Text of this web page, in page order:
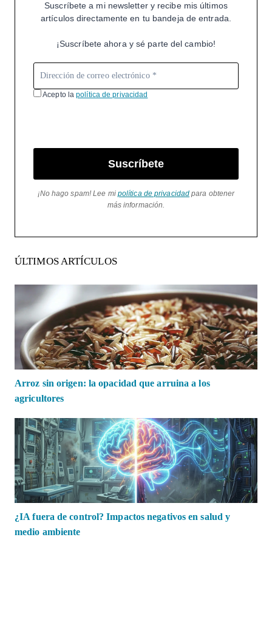
Suscríbete a mi newsletter y recibe mis últimos
artículos directamente en tu bandeja de entrada.
¡Suscríbete ahora y sé parte del cambio!
Acepto lapolítica de privacidad
Suscríbete
¡No hago spam! Lee mi política de privacidad para obtener
más información.
ÚLTIMOS ARTÍCULOS
Arroz sin origen: la opacidad que arruina a los
agricultores
¿IA fuera de control? Impactos negativos en salud y
medio ambiente